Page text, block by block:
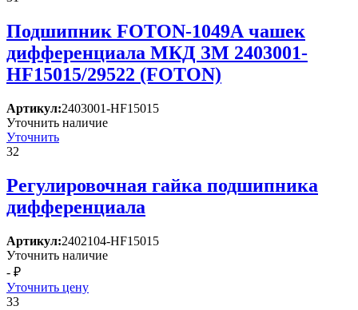
Подшипник FOTON-1049А чашек
дифференциала МКД ЗМ 2403001-
HF15015/29522 (FOTON)
Артикул:2403001-HF15015
Уточнить наличие
Уточнить
32
Регулировочная гайка подшипника
дифференциала
Артикул:2402104-HF15015
Уточнить наличие
- ₽
Уточнить цену
33